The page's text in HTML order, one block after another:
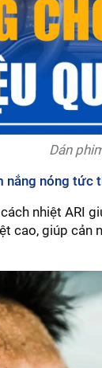
Dán
nắng nóng tức
cách nhiệt ARI
cao, giúp cản